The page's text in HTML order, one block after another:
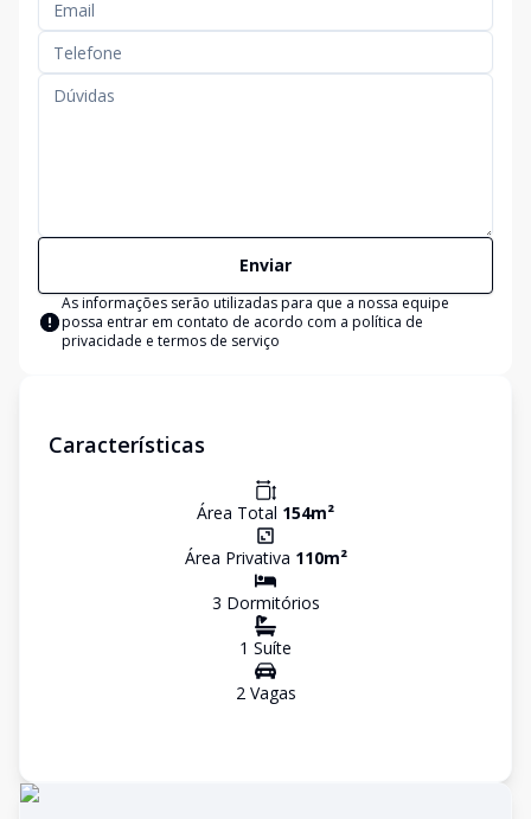
Enviar
As informações serão utilizadas para que a nossa equipe
possa entrar em contato de acordo com a política de
privacidade e termos de serviço
Características
Área Total 154m²
Área Privativa 110m²
3 Dormitórios
1 Suíte
2Vagas